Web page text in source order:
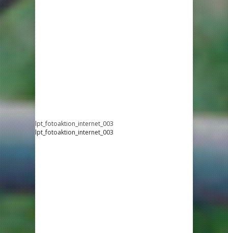
lpt_fotoaktion_internet_003
lpt_fotoaktion_internet_003